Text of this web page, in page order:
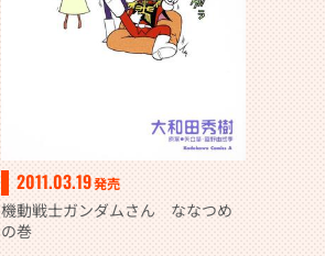
2011.03.19発売
機動戦士ガンダムさん ななつめ
の巻